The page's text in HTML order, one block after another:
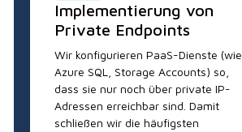
Implementierung von
Private Endpoints
Wir konfigurieren PaaS-Dienste (wie
Azure SQL, Storage Accounts) so,
dass sie nur noch über private IP-
Adressen erreichbar sind. Damit
schließen wir die häufigsten